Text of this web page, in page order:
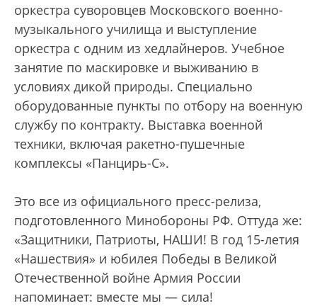
оркестра суворовцев Московского военно-
музыкального училища и выступление
оркестра с одним из хедлайнеров. Учебное
занятие по маскировке и выживанию в
условиях дикой природы. Специально
оборудованные пункты по отбору на военную
службу по контракту. Выставка военной
техники, включая ракетно-пушечные
комплексы «Панцирь-С».
Это все из официального пресс-релиза,
подготовленного Минобороны РФ. Оттуда же:
«Защитники, Патриоты, НАШИ! В год 15-летия
«Нашествия» и юбилея Победы в Великой
Отечественной войне Армия России
напоминает: вместе мы — сила!